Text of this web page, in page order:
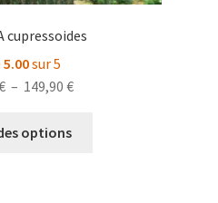
cupressoides
5.00sur 5
– 149,90 €Plage
options